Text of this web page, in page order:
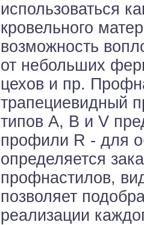
использоваться
кровельного
возможность
от небольших
цехов и пр.
трапециевидный
типов A, B и V
профили R - для
определяется
профнастилов,
позволяет
реализации